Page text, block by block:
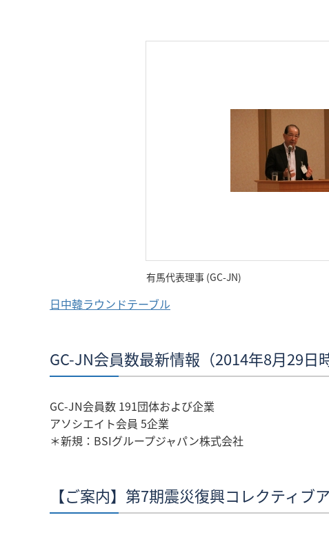
有馬代表理事 (GC-JN)
日中韓ラウンドテーブル
GC-JN会員数最新情報（2014年8月29日
GC-JN会員数 191団体および企業
アソシエイト会員 5企業
＊新規：BSIグループジャパン株式会社
【ご案内】第7期震災復興コレクティブ